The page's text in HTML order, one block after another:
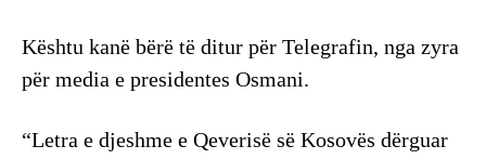
Kështu kanë bërë të ditur për Telegrafin, nga zyra
për media e presidentes Osmani.
“Letra e djeshme e Qeverisë së Kosovës dërguar